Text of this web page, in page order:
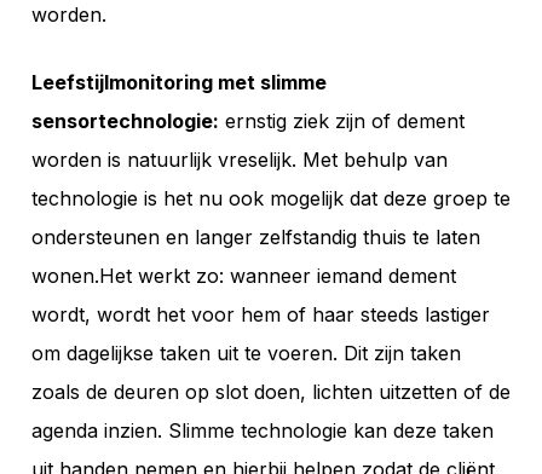
worden.
Leefstijlmonitoring met slimme
sensortechnologie: ernstig ziek zijn of dement
worden is natuurlijk vreselijk. Met behulp van
technologie is het nu ook mogelijk dat deze groep te
ondersteunen en langer zelfstandig thuis te laten
wonen.Het werkt zo: wanneer iemand dement
wordt, wordt het voor hem of haar steeds lastiger
om dagelijkse taken uit te voeren. Dit zijn taken
zoals de deuren op slot doen, lichten uitzetten of de
agenda inzien. Slimme technologie kan deze taken
uit handen nemen en hierbij helpen zodat de cliënt